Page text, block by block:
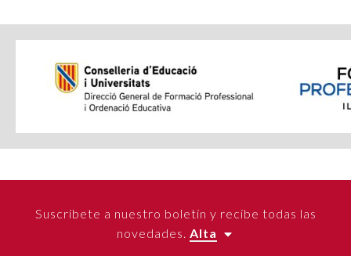
Suscríbete a nuestro boletín y recibe todas las
novedades. Alta